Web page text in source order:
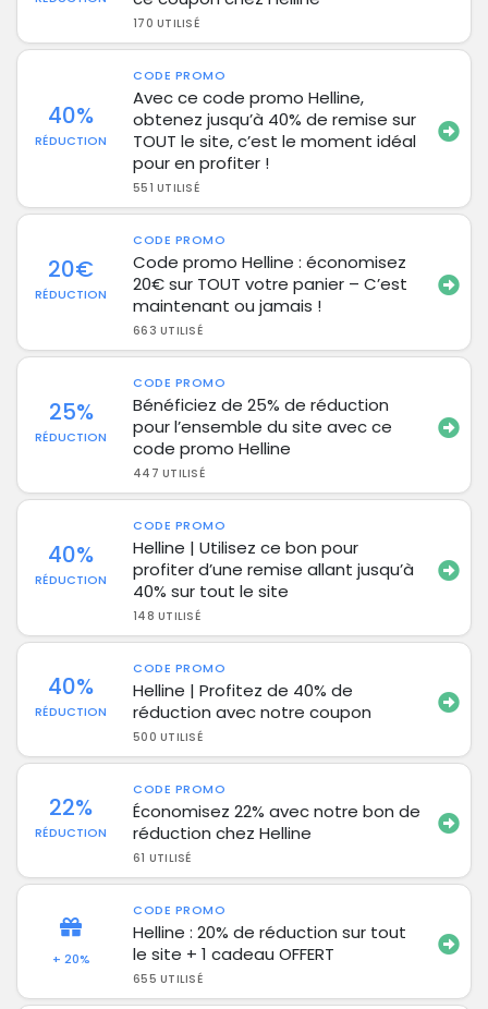
170 UTILISÉ
40%
RÉDUCTION
CODE PROMO
Avec ce code promo Helline,
obtenez jusqu’à 40% de remise sur
TOUT le site, c’est le moment idéal
pour en profiter !
551 UTILISÉ
20€
RÉDUCTION
CODE PROMO
Code promo Helline : économisez
20€ sur TOUT votre panier – C’est
maintenant ou jamais !
663 UTILISÉ
25%
RÉDUCTION
CODE PROMO
Bénéficiez de 25% de réduction
pour l’ensemble du site avec ce
code promo Helline
447 UTILISÉ
40%
RÉDUCTION
CODE PROMO
Helline | Utilisez ce bon pour
profiter d’une remise allant jusqu’à
40% sur tout le site
148 UTILISÉ
40%
RÉDUCTION
CODE PROMO
Helline | Profitez de 40% de
réduction avec notre coupon
500 UTILISÉ
22%
RÉDUCTION
CODE PROMO
Économisez 22% avec notre bon de
réduction chez Helline
61 UTILISÉ
+ 20%
CODE PROMO
Helline : 20% de réduction sur tout
le site + 1 cadeau OFFERT
655 UTILISÉ